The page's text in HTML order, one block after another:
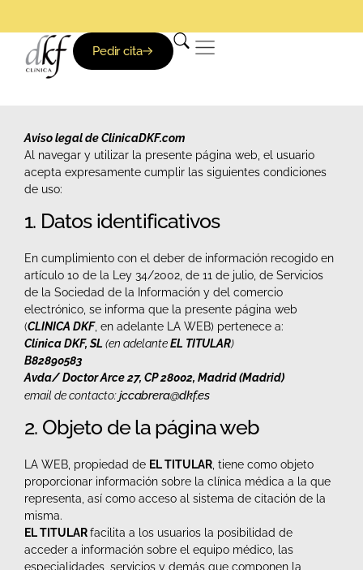
Clínica DKF: Nadie te trata mejor
Especialistas en Reumatología y Traumatología
De lunes a viernes de 8-21h
Clínica DKF: Nadie te trata mejor
Especialistas en Reumatología y Traumatología
De lunes a viernes de 8-21h
Clínica DKF: Nadie te trata mejor
Especialistas en Reumatología y Traumatología
De lunes a viernes de 8-21h
Pedir cita
Aviso legal de ClinicaDKF.com
Al navegar y utilizar la presente página web, el usuario
acepta expresamente cumplir las siguientes condiciones
de uso:
1. Datos identificativos
En cumplimiento con el deber de información recogido en
artículo 10 de la Ley 34/2002, de 11 de julio, de Servicios
de la Sociedad de la Información y del comercio
electrónico, se informa que la presente página web
(CLINICA DKF, en adelante LA WEB) pertenece a:
Clínica DKF, SL (en adelanteEL TITULAR)
B82890583
Avda/ Doctor Arce 27, CP 28002, Madrid (Madrid)
email de contacto:jccabrera@dkf.es
2. Objeto de la página web
LA WEB, propiedad de EL TITULAR , tiene como objeto
proporcionar información sobre la clínica médica a la que
representa, así como acceso al sistema de citación de la
misma.
EL TITULARfacilita a los usuarios la posibilidad de
acceder a información sobre el equipo médico, las
especialidades, servicios y demás que componen la